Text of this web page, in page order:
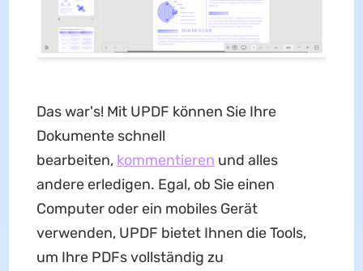
Das war's! Mit UPDF können Sie Ihre
Dokumente schnell
bearbeiten, kommentieren und alles
andere erledigen. Egal, ob Sie einen
Computer oder ein mobiles Gerät
verwenden, UPDF bietet Ihnen die Tools,
um Ihre PDFs vollständig zu